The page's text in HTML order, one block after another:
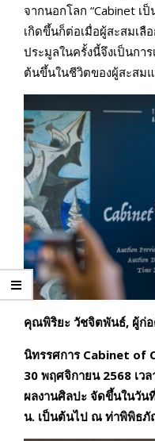
จากนอกโลก “Cabinet เ
เกิดขึ้นก็ต่อเมื่อผู้สะสมเลื
ประมูลในครั้งนี้จึงเป็นกา
ต้นขึ้นในชีวิตของผู้สะสม
คุณพิริยะ วัชจิตพันธ์, ผู้ก่
นิทรรศการ Cabinet of
30 พฤศจิกายน 2568 เว
ผลงานศิลปะ จัดขึ้นในวัน
น. เป็นต้นไป ณ ท่าพิพิธ